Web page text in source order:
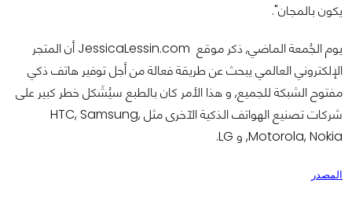
يكون بالمجان".
يوم الجُمعة الماضي, ذكر موقع JessicaLessin.com أن المتجر
الإلكتروني العالمي يبحث عن طريقة فعالة من أجل توفير هاتف ذكي
مفتوح الشبكة للجميع, و هذا الأمر كان بالطبع سيُشَكل خطر كبير على
شركات تصنيع الهواتف الذكية الآخرى مثل HTC, Samsung,
Motorola, Nokia, و LG.
المصدر